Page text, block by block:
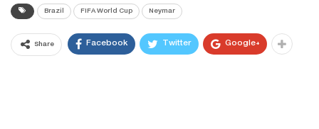
Brazil FIFA World Cup Neymar
Share Facebook Twitter Google+